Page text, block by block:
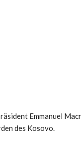
Emmanuel
des Kosovo.